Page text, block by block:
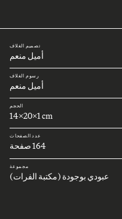
تصميم الغلاف
أميل منعم
رسوم الغلاف
أميل منعم
الحجم
14x20x1 cm
عدد الصفحات
164 صفحة
مجموعة
عبودي بوجودة (مكتبة الفرات)